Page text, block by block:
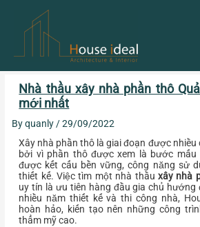
content
Nhà thầu xây nhà phần thô
mới nhất
Byquanly/29/09/2022
Xây nhà phần thô là giai đoạn được
bởi vì phần thô được xem là bước mấu
được kết cấu bền vững, công năng sử
thiết kế. Việc tìm một nhà thầu xây nhà
uy tín là ưu tiên hàng đầu gia chủ hướng
nhiều năm thiết kế và thi công nhà,
hoàn hảo, kiến tạo nên những công
thẩm mỹ cao.
navigation